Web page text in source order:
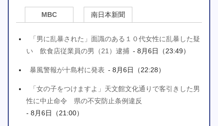
MBC 南日本新聞
「男に乱暴された」面識のある１０代女性に乱暴した疑
い 飲食店従業員の男（21）逮捕 - 8月6日（23:49）
暴風警報が十島村に発表 - 8月6日（22:28）
「女の子をつけますよ」天文館文化通りで客引きした男
性に中止命令 県の不安防止条例違反
- 8月6日（21:00）